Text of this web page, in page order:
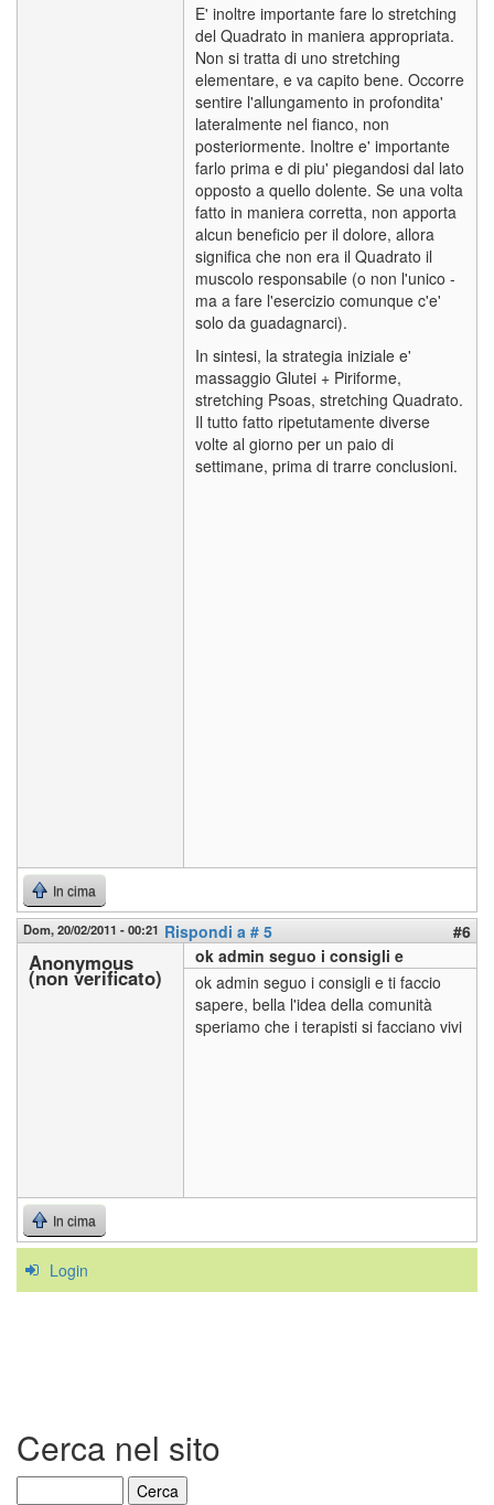
E' inoltre importante fare lo stretching
del Quadrato in maniera appropriata.
Non si tratta di uno stretching
elementare, e va capito bene. Occorre
sentire l'allungamento in profondita'
lateralmente nel fianco, non
posteriormente. Inoltre e' importante
farlo prima e di piu' piegandosi dal lato
opposto a quello dolente. Se una volta
fatto in maniera corretta, non apporta
alcun beneficio per il dolore, allora
significa che non era il Quadrato il
muscolo responsabile (o non l'unico -
ma a fare l'esercizio comunque c'e'
solo da guadagnarci).
In sintesi, la strategia iniziale e'
massaggio Glutei + Piriforme,
stretching Psoas, stretching Quadrato.
Il tutto fatto ripetutamente diverse
volte al giorno per un paio di
settimane, prima di trarre conclusioni.
In cima
Dom, 20/02/2011 - 00:21 Rispondi a # 5 #6
Anonymous
(non verificato)
ok admin seguo i consigli e
ok admin seguo i consigli e ti faccio
sapere, bella l'idea della comunità
speriamo che i terapisti si facciano vivi
In cima
Login
Cerca nel sito